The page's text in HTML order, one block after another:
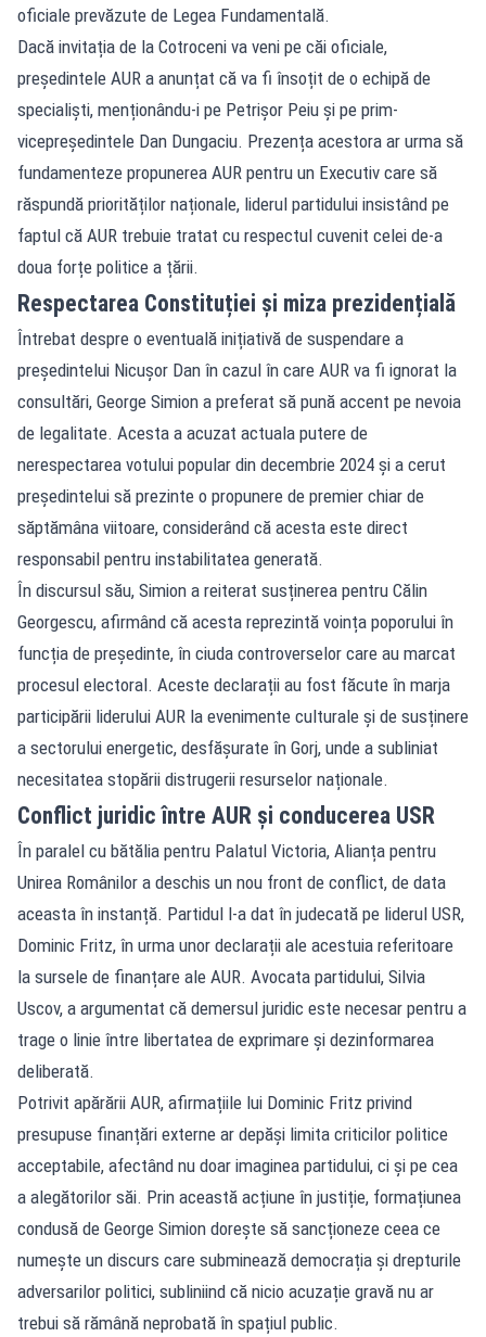
oficiale prevăzute de Legea Fundamentală.
Dacă invitația de la Cotroceni va veni pe căi oficiale,
președintele AUR a anunțat că va fi însoțit de o echipă de
specialiști, menționându-i pe Petrișor Peiu și pe prim-
vicepreședintele Dan Dungaciu. Prezența acestora ar urma să
fundamenteze propunerea AUR pentru un Executiv care să
răspundă priorităților naționale, liderul partidului insistând pe
faptul că AUR trebuie tratat cu respectul cuvenit celei de-a
doua forțe politice a țării.
Respectarea Constituției și miza prezidențială
Întrebat despre o eventuală inițiativă de suspendare a
președintelui Nicușor Dan în cazul în care AUR va fi ignorat la
consultări, George Simion a preferat să pună accent pe nevoia
de legalitate. Acesta a acuzat actuala putere de
nerespectarea votului popular din decembrie 2024 și a cerut
președintelui să prezinte o propunere de premier chiar de
săptămâna viitoare, considerând că acesta este direct
responsabil pentru instabilitatea generată.
În discursul său, Simion a reiterat susținerea pentru Călin
Georgescu, afirmând că acesta reprezintă voința poporului în
funcția de președinte, în ciuda controverselor care au marcat
procesul electoral. Aceste declarații au fost făcute în marja
participării liderului AUR la evenimente culturale și de susținere
a sectorului energetic, desfășurate în Gorj, unde a subliniat
necesitatea stopării distrugerii resurselor naționale.
Conflict juridic între AUR și conducerea USR
În paralel cu bătălia pentru Palatul Victoria, Alianța pentru
Unirea Românilor a deschis un nou front de conflict, de data
aceasta în instanță. Partidul l-a dat în judecată pe liderul USR,
Dominic Fritz, în urma unor declarații ale acestuia referitoare
la sursele de finanțare ale AUR. Avocata partidului, Silvia
Uscov, a argumentat că demersul juridic este necesar pentru a
trage o linie între libertatea de exprimare și dezinformarea
deliberată.
Potrivit apărării AUR, afirmațiile lui Dominic Fritz privind
presupuse finanțări externe ar depăși limita criticilor politice
acceptabile, afectând nu doar imaginea partidului, ci și pe cea
a alegătorilor săi. Prin această acțiune în justiție, formațiunea
condusă de George Simion dorește să sancționeze ceea ce
numește un discurs care subminează democrația și drepturile
adversarilor politici, subliniind că nicio acuzație gravă nu ar
trebui să rămână neprobată în spațiul public.